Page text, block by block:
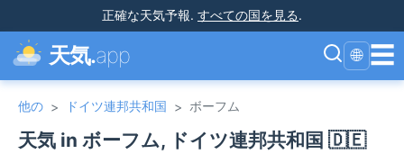
正確な天気予報. すべての国を見る.
天気.app 🌐 ☰
他の > ドイツ連邦共和国 > ボーフム
天気 in ボーフム, ドイツ連邦共和国 🇩🇪